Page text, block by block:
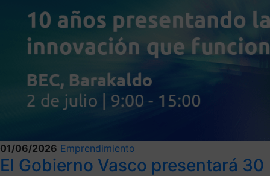
01/06/2026 Emprendimiento
El Gobierno Vasco presentará 30